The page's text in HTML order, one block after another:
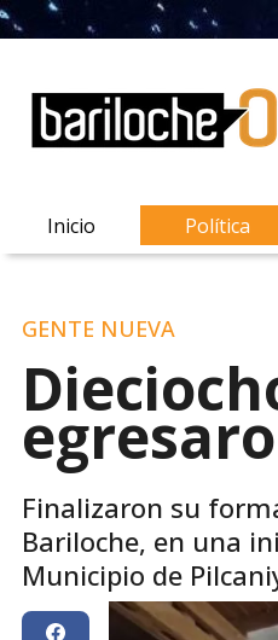
Inicio Política
GENTE NUEVA
Finalizaron su
Bariloche, en una
Municipio de